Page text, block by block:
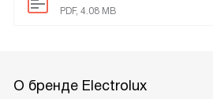
PDF, 4.08 MB
О бренде Electrolux